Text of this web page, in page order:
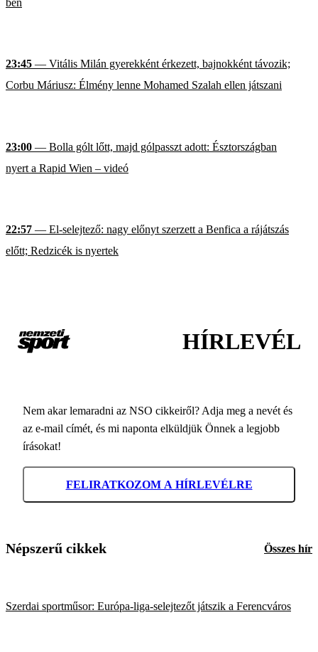
23:45 — Vitális Milán gyerekként érkezett, bajnokként távozik;
Corbu Máriusz: Élmény lenne Mohamed Szalah ellen játszani
23:00 — Bolla gólt lőtt, majd gólpasszt adott: Észtországban
nyert a Rapid Wien – videó
22:57 — El-selejtező: nagy előnyt szerzett a Benfica a rájátszás
előtt; Redzicék is nyertek
HÍRLEVÉL
Nem akar lemaradni az NSO cikkeiről? Adja meg a nevét és
az e-mail címét, és mi naponta elküldjük Önnek a legjobb
írásokat!
FELIRATKOZOM A HÍRLEVÉLRE
Népszerű cikkek Összes hír
Szerdai sportműsor: Európa-liga-selejtezőt játszik a Ferencváros